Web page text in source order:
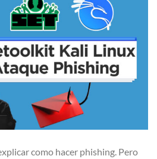
como hacer phishing. Pero